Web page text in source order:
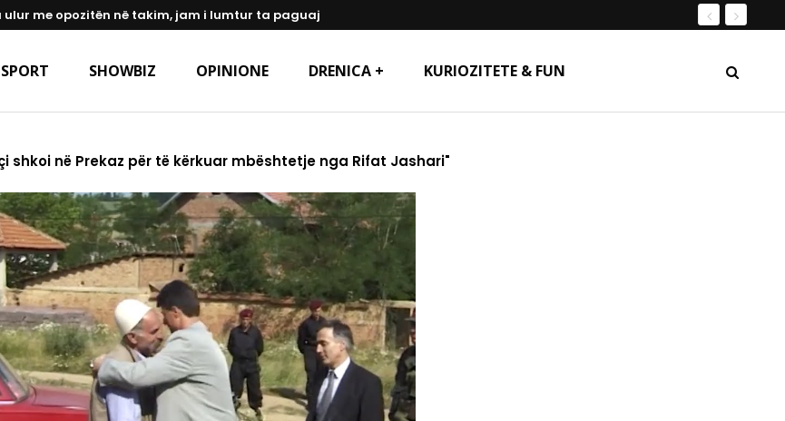
ulur me opozitën në takim, jam i lumtur ta paguaj
SPORT SHOWBIZ OPINIONE DRENICA + KURIOZITETE & FUN
shkoi në Prekaz për të kërkuar mbështetje nga Rifat Jashari"